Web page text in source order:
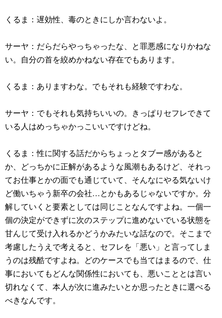
くるま：遅効性、毒のときにしか言わないよ。
サーヤ：だらだらやっちゃったな、と罪悪感になりかねな
い。自分の首を絞めかねない存在でもあります。
くるま：ありますわな。でもそれも経験ですわな。
サーヤ：でもそれも気持ちいいの。きっぱりセフレできて
いる人はめっちゃかっこいいですけどね。
くるま：性に関する話だからちょっとタブー感があると
か、どっちかに正解があるような風潮もあるけど、それっ
てお仕事とかの面でも通じていて、そんなにやる気ないけ
ど働いちゃう新卒の会社…とかもあるじゃないですか。分
解していくと要素としては同じことなんですよね。一個一
個の決定ができずに次のステップに進めないでいる状態を
甘んじて受け入れるかどうかみたいな話なので。そこまで
考慮したうえで考えると、セフレを「悪い」と言ってしま
うのは残酷ですよね。どのケースでも当てはまるので、仕
事においてもどんな関係性においても、悪いこととは言い
切れなくて、本人が次に進みたいとか思ったときに選べる
べきなんです。